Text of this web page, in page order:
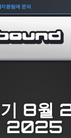
지원팀에 문의
기 8월
2025